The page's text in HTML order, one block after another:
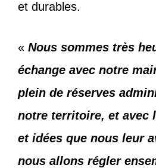
et durables.
« Nous sommes très
échange avec notre
plein de réserves
notre territoire, et avec
et idées que nous leur
nous allons régler